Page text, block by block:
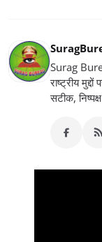
Surag
राष्ट्रीय
सटीक,